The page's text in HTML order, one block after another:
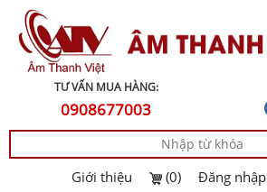
TƯ VẤN MUA HÀNG:
0908677003
Giới thiệu (0) Đăng nhập